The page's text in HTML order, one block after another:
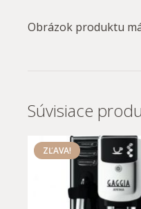
Obrázok produktu
Súvisiace
ZĽAVA!